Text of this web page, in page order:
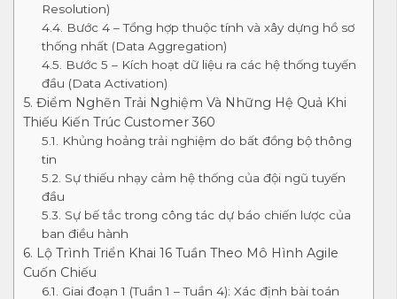
Resolution)
4.4. Bước 4 – Tổng hợp thuộc tính và xây dựng hồ sơ
thống nhất (Data Aggregation)
4.5. Bước 5 – Kích hoạt dữ liệu ra các hệ thống tuyến
đầu (Data Activation)
5. Điểm Nghẽn Trải Nghiệm Và Những Hệ Quả Khi
Thiếu Kiến Trúc Customer 360
5.1. Khủng hoảng trải nghiệm do bất đồng bộ thông
tin
5.2. Sự thiếu nhạy cảm hệ thống của đội ngũ tuyến
đầu
5.3. Sự bế tắc trong công tác dự báo chiến lược của
ban điều hành
6. Lộ Trình Triển Khai 16 Tuần Theo Mô Hình Agile
Cuốn Chiếu
6.1. Giai đoạn 1 (Tuần 1 – Tuần 4): Xác định bài toán